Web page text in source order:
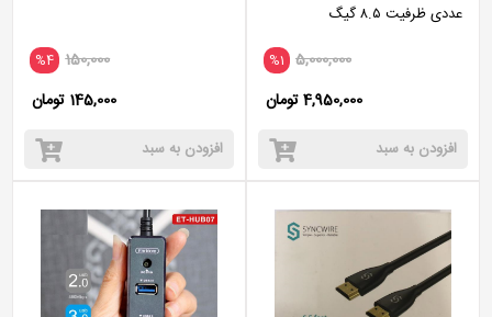
عددی ظرفیت ۸.۵ گیگ
%1 5,000,000
4,950,000 تومان
افزودن به سبد
%4 150,000
145,000 تومان
افزودن به سبد